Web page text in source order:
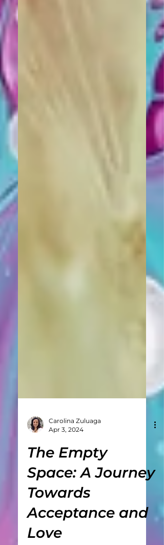
Apr 3, 2024
The Empty
Space: A Journey
Towards
Acceptance and